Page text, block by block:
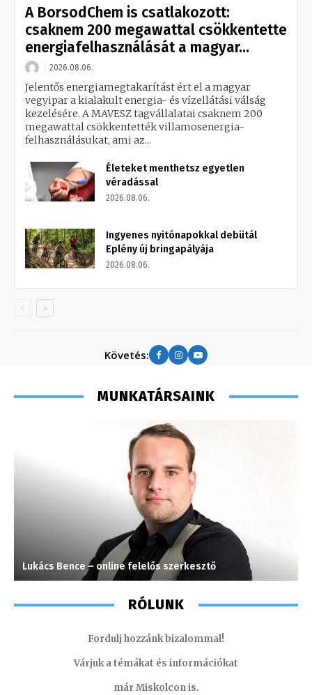
A BorsodChem is csatlakozott:
csaknem 200 megawattal csökkentette
energiafelhasználását a magyar...
2026.08.06.
Jelentős energiamegtakarítást ért el a magyar
vegyipar a kialakult energia- és vízellátási válság
kezelésére. A MAVESZ tagvállalatai csaknem 200
megawattal csökkentették villamosenergia-
felhasználásukat, ami az...
Életeket menthetsz egyetlen
véradással
2026.08.06.
Ingyenes nyitónapokkal debütál
Eplény új bringapályája
2026.08.06.
Követés:
MUNKATÁRSAINK
Lukács Bence – online felelős szerkesztő
RÓLUNK
Fordulj hozzánk bizalommal!
Várjuk a témákat és információkat
már Miskolcon is.